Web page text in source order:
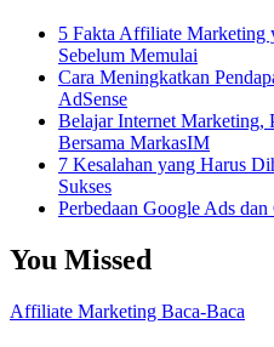
5 Fakta Affiliate Marketing
Sebelum Memulai
Cara Meningkatkan
AdSense
Belajar Internet Marketing,
Bersama MarkasIM
7 Kesalahan yang Harus
Sukses
Perbedaan Google Ads
You Missed
Affiliate Marketing Baca-Baca